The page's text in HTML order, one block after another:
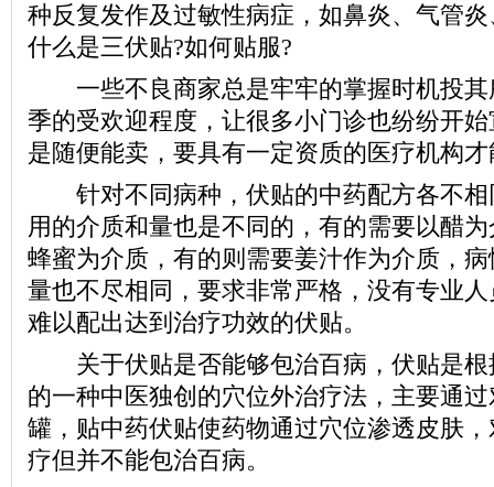
种反复发作及过敏性病症，如鼻炎、气管
什么是三伏贴?如何贴服?
一些不良商家总是牢牢的掌握时机投其
季的受欢迎程度，让很多小门诊也纷纷开
是随便能卖，要具有一定资质的医疗机构
针对不同病种，伏贴的中药配方各不相
用的介质和量也是不同的，有的需要以醋
蜂蜜为介质，有的则需要姜汁作为介质，
量也不尽相同，要求非常严格，没有专业
难以配出达到治疗功效的伏贴。
关于伏贴是否能够包治百病，伏贴是根
的一种中医独创的穴位外治疗法，主要通
罐，贴中药伏贴使药物通过穴位渗透皮肤
疗但并不能包治百病。